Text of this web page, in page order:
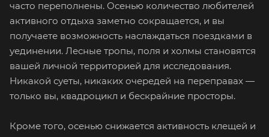
часто переполнены. Осенью количество любителей
активного отдыха заметно сокращается, и вы
получаете возможность наслаждаться поездками в
уединении. Лесные тропы, поля и холмы становятся
вашей личной территорией для исследования.
Никакой суеты, никаких очередей на переправах —
только вы, квадроцикл и бескрайние просторы.
Кроме того, осенью снижается активность клещей и